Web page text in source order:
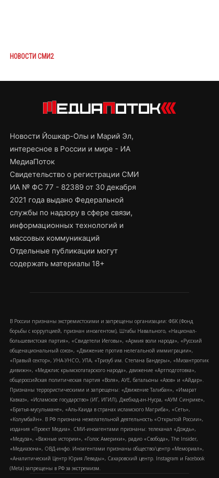
НОВОСТИ СМИ2
Новости Йошкар-Олы и Марий Эл,
интересное в России и мире - ИА
МедиаПоток
Свидетельство о регистрации СМИ
ИА № ФС 77 - 82389 от 30 декабря
2021 года выдано Федеральной
службы по надзору в сфере связи,
информационных технологий и
массовых коммуникаций
Отдельные публикации могут
содержать материалы 18+
В России признаны экстремистскими и запрещены организации: ФБК (Фонд
борьбы с коррупцией, признан иноагентом), Штабы Навального, «Национал-
большевистская партия», «Свидетели Иеговы», «Армия воли народа», «Русский
общенациональный союз», «Движение против нелегальной иммиграции»,
«Правый сектор», УНА-УНСО, УПА, «Тризуб им. Степана Бандеры», «Мизантропик
дивижн», «Меджлис крымскотатарского народа», движение «Артподготовка»,
общероссийская политическая партия «Воля», АУЕ, батальоны «Азов» и «Айдар».
Признаны террористическими и запрещены: «Движение Талибан», «Имарат
Кавказ», «Исламское государство» (ИГ, ИГИЛ), Джебхад-ан-Нусра, «АУМ Синрике»,
«Братья-мусульмане», «Аль-Каида в странах исламского Магриба», «Сеть»,
«Колумбайн». В РФ признана нежелательной деятельность «Открытой России»,
издания «Проект Медиа». СМИ-иноагентами признаны: телеканал «Дождь»,
«Медуза», «Важные истории», «Голос Америки», радио «Свобода», The Insider,
«Медиазона», ОВД-инфо. Иноагентами признаны общество/центр «Мемориал»,
«Аналитический Центр Юрия Левады», Сахаровский центр. Instagram и Facebook
(Metа) запрещены в РФ за экстремизм.